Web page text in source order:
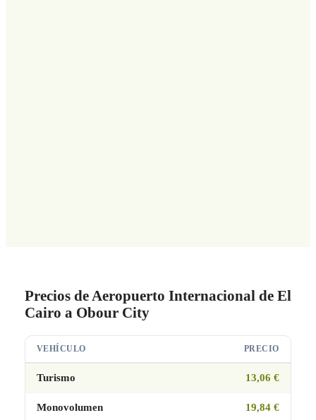
Precios de Aeropuerto Internacional de El
Cairo a Obour City
VEHÍCULO PRECIO
Turismo 13,06 €
Monovolumen 19,84 €